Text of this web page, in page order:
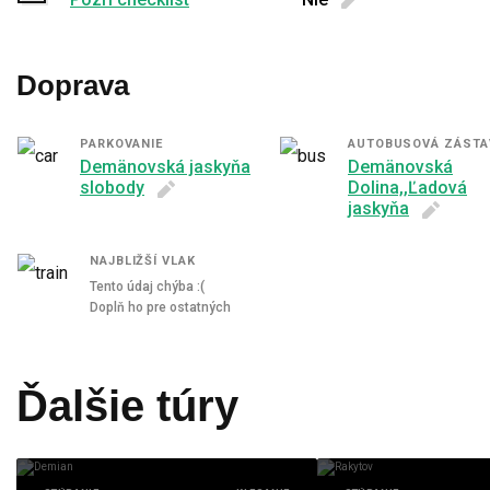
Doprava
PARKOVANIE
Demänovská jaskyňa
slobody
AUTOBUSOVÁ
Demänovská
Dolina,,Ľadová
jaskyňa
NAJBLIŽŠÍ VLAK
Tento údaj chýba :(
Doplň ho pre ostatných
Ďalšie túry